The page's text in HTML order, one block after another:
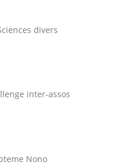
divers
inter-assos
Nono